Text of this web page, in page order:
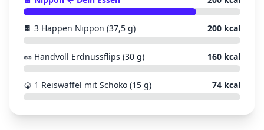
🍫 3 Happen Nippon (37,5 g) 200 kcal
🥜 Handvoll Erdnussflips (30 g) 160 kcal
🍘 1 Reiswaffel mit Schoko (15 g) 74 kcal